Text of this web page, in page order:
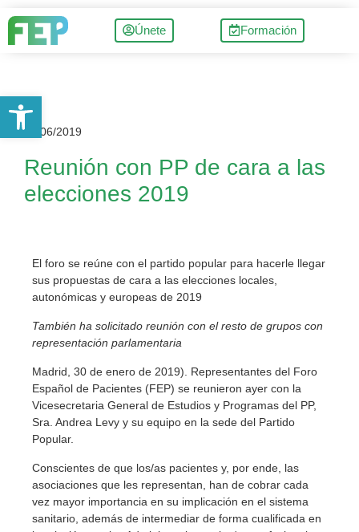
Únete Formación
27/06/2019
Reunión con PP de cara a las
elecciones 2019
El foro se reúne con el partido popular para hacerle llegar
sus propuestas de cara a las elecciones locales,
autonómicas y europeas de 2019
También ha solicitado reunión con el resto de grupos con
representación parlamentaria
Madrid, 30 de enero de 2019). Representantes del Foro
Español de Pacientes (FEP) se reunieron ayer con la
Vicesecretaria General de Estudios y Programas del PP,
Sra. Andrea Levy y su equipo en la sede del Partido
Popular.
Conscientes de que los/as pacientes y, por ende, las
asociaciones que les representan, han de cobrar cada
vez mayor importancia en su implicación en el sistema
sanitario, además de intermediar de forma cualificada en
Abrir barra de herramientas